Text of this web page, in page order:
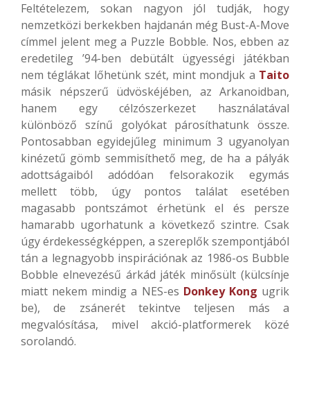
Feltételezem, sokan nagyon jól tudják, hogy
nemzetközi berkekben hajdanán még Bust-A-Move
címmel jelent meg a Puzzle Bobble. Nos, ebben az
eredetileg ’94-ben debütált ügyességi játékban
nem téglákat lőhetünk szét, mint mondjuk a Taito
másik népszerű üdvöskéjében, az Arkanoidban,
hanem egy célzószerkezet használatával
különböző színű golyókat párosíthatunk össze.
Pontosabban egyidejűleg minimum 3 ugyanolyan
kinézetű gömb semmisíthető meg, de ha a pályák
adottságaiból adódóan felsorakozik egymás
mellett több, úgy pontos találat esetében
magasabb pontszámot érhetünk el és persze
hamarabb ugorhatunk a következő szintre. Csak
úgy érdekességképpen, a szereplők szempontjából
tán a legnagyobb inspirációnak az 1986-os Bubble
Bobble elnevezésű árkád játék minősült (külcsínje
miatt nekem mindig a NES-es Donkey Kong ugrik
be), de zsánerét tekintve teljesen más a
megvalósítása, mivel akció-platformerek közé
sorolandó.